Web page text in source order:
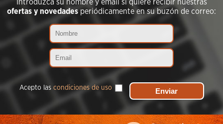
Introduzca su nombre y email si quiere recibir nuestras
ofertas y novedadesperiódicamente en su buzón de correo:
Acepto las condiciones de uso